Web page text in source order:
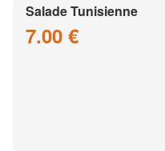
Salade Tunisienne
7.00 €